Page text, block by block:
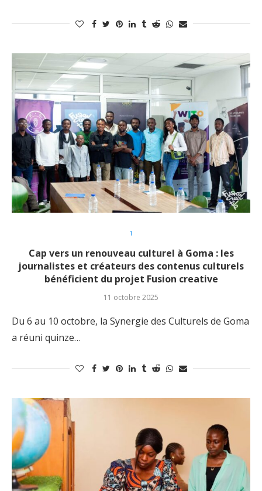
1
Cap vers un renouveau culturel à Goma : les
journalistes et créateurs des contenus culturels
bénéficient du projet Fusion creative
11 octobre 2025
Du 6 au 10 octobre, la Synergie des Culturels de Goma
a réuni quinze…